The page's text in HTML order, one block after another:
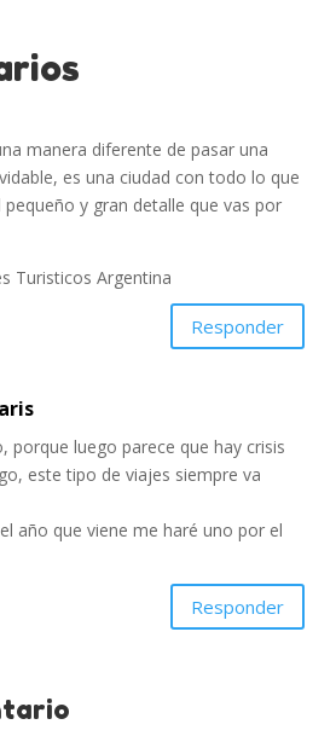
manera diferente de pasar una
es una ciudad con todo lo que
pequeño y gran detalle que vas por
Turisticos Argentina
Responder
porque luego parece que hay crisis
este tipo de viajes siempre va
año que viene me haré uno por el
Responder